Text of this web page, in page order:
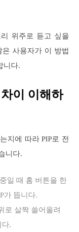
위주로 듣고 싶을
사용자가 이 방법
니다.
이 이해하
지에 따라 PIP로 전
니다.
일 때 홈 버튼을 한
가 뜹니다.
로 살짝 쓸어올려
다.